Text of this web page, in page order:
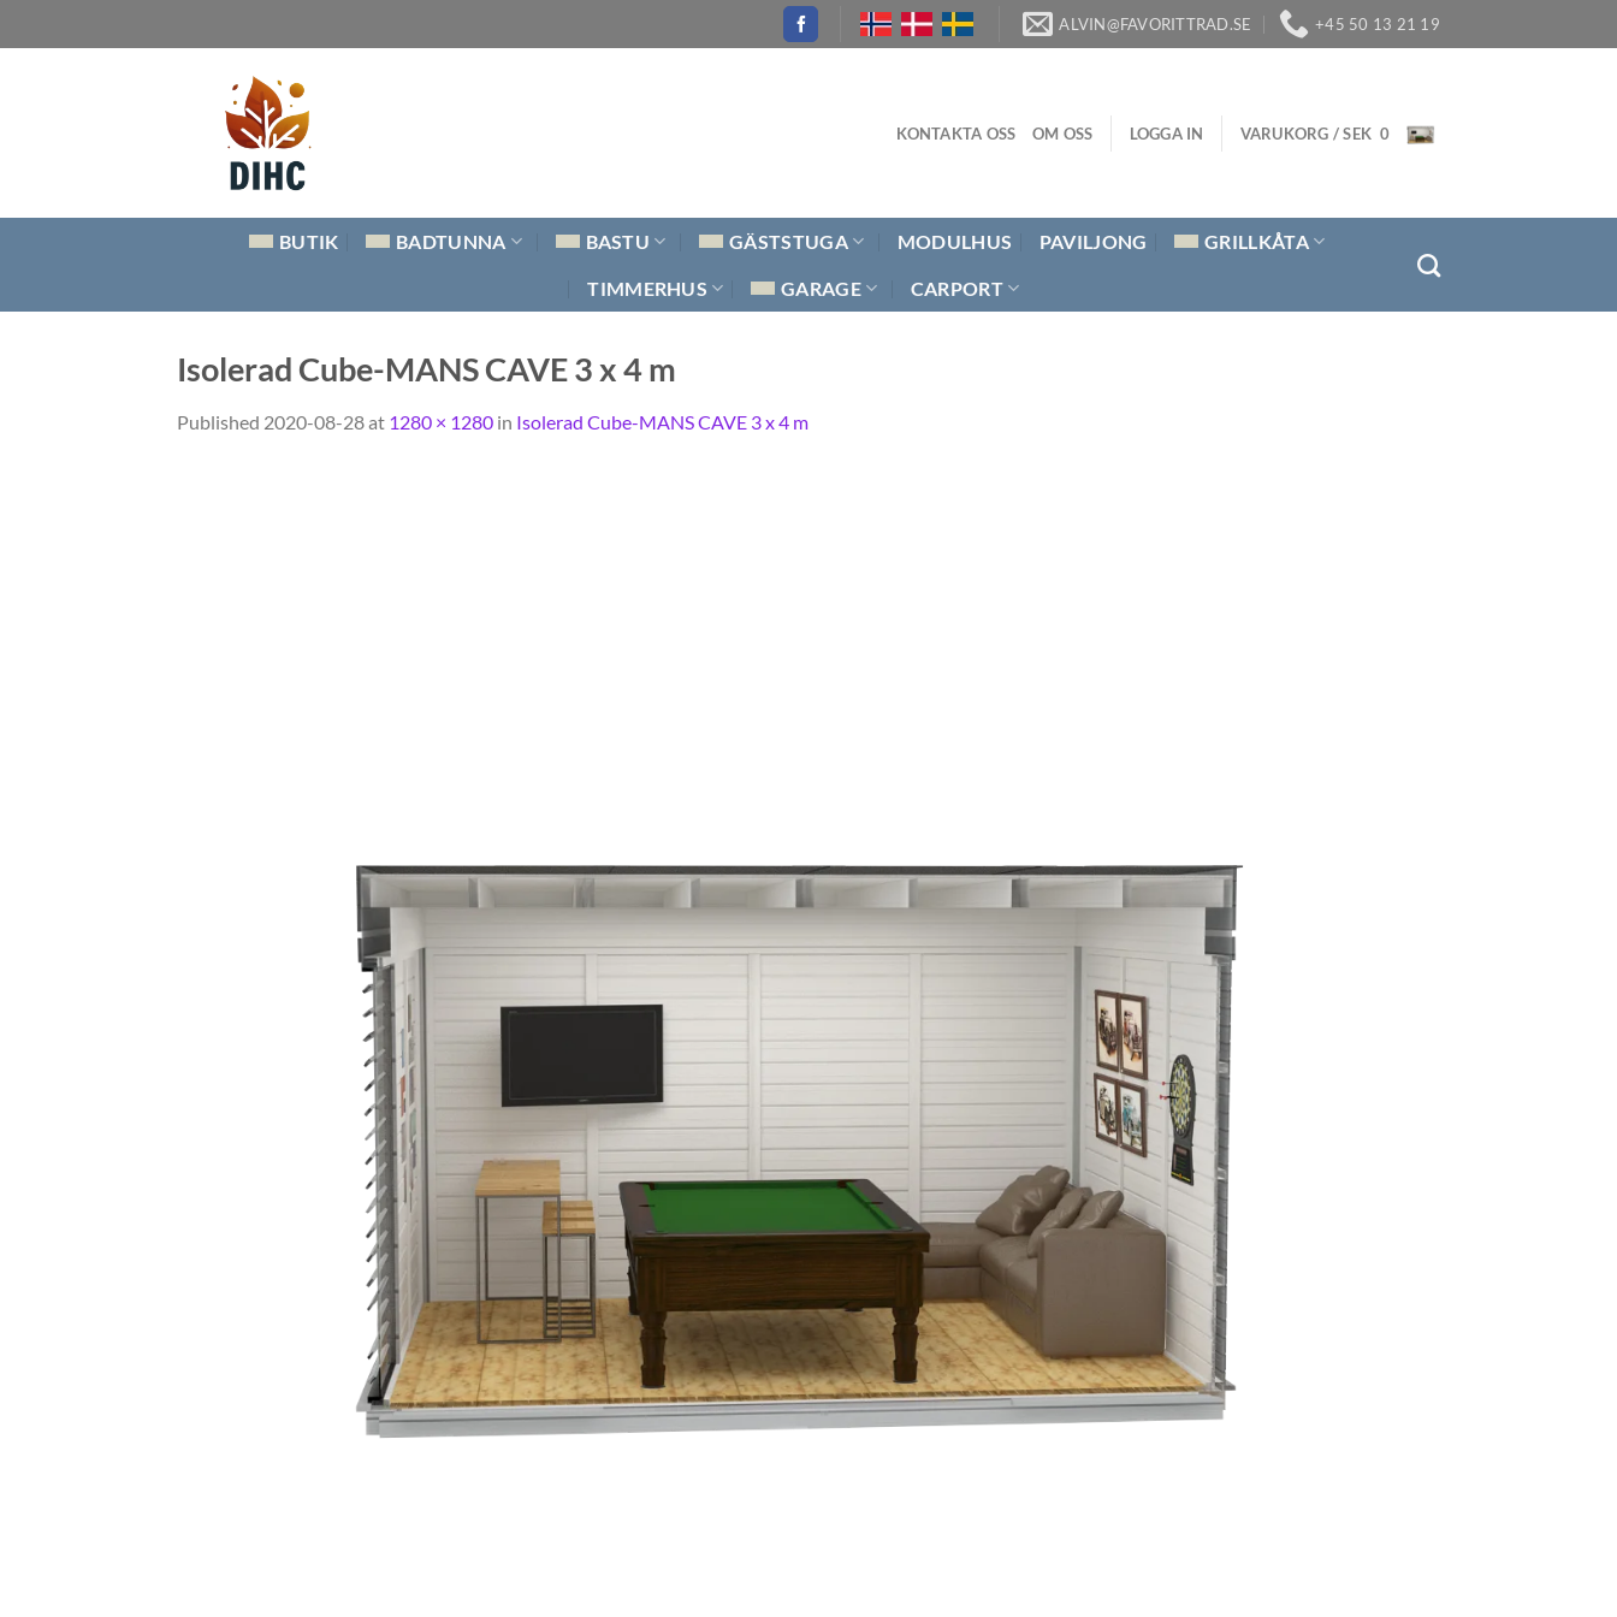
to
ALVIN@FAVORITTRAD.SE +45 50 13 21 19
KONTAKTA OSS OM OSS LOGGA IN VARUKORG /SEK 0
BUTIK BADTUNNA BASTU GÄSTSTUGA MODULHUS PAVILJONG GRILLKÅTA
TIMMERHUS GARAGE CARPORT
Isolerad Cube-MANS CAVE 3 x 4 m
Published 2020-08-28at 1280 × 1280 in Isolerad Cube-MANS CAVE 3 x 4 m